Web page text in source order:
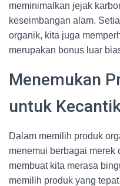
meminimalkan jejak
keseimbangan alam.
organik, kita juga
merupakan bonus luar
Menemukan
untuk
Dalam memilih produk
menemui berbagai merek
membuat kita merasa
memilih produk yang